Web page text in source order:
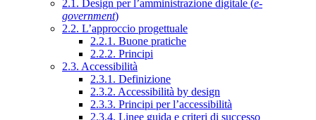
2.1. Design per l’amministrazione digitale (e-
government)
2.2. L’approccio progettuale
2.2.1. Buone pratiche
2.2.2. Principi
2.3. Accessibilità
2.3.1. Definizione
2.3.2. Accessibilità by design
2.3.3. Principi per l’accessibilità
2.3.4. Linee guida e criteri di successo